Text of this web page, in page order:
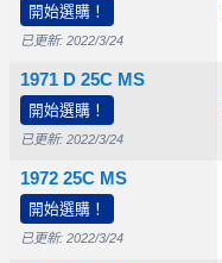
開始選購！
已更新: 2022/3/24
1971 D 25C MS
開始選購！
已更新: 2022/3/24
1972 25C MS
開始選購！
已更新: 2022/3/24
$10.00
$10.00
$10.00